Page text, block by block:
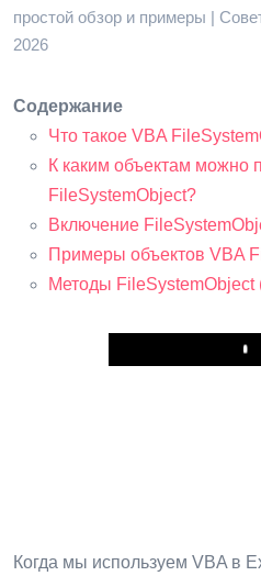
простой обзор и примеры |
2026
Содержание
Что такое VBA
К каким объектам можно
FileSystemObject?
Включение
Примеры объектов VBA
Методы FileSystemObject
Когда мы используем VBA в